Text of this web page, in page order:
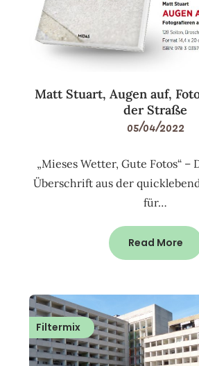
Matt Stuart, Augen auf,
der Straße
05/04/2022
„Mieses Wetter, Gute Fotos“ –
Überschrift aus der
für…
Read More
Filtermix